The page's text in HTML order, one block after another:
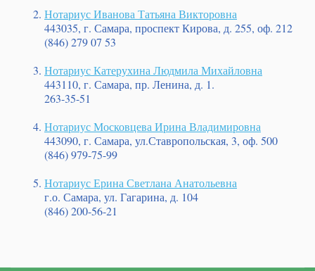
Нотариус Иванова Татьяна Викторовна
443035, г. Самара, проспект Кирова, д. 255, оф. 212
(846) 279 07 53
Нотариус Катерухина Людмила Михайловна
443110, г. Самара, пр. Ленина, д. 1.
263-35-51
Нотариус Московцева Ирина Владимировна
443090, г. Самара, ул.Ставропольская, 3, оф. 500
(846) 979-75-99
Нотариус Ерина Светлана Анатольевна
г.о. Самара, ул. Гагарина, д. 104
(846) 200-56-21